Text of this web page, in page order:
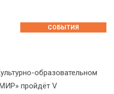
СОБЫТИЯ
образовательном
пройдёт V